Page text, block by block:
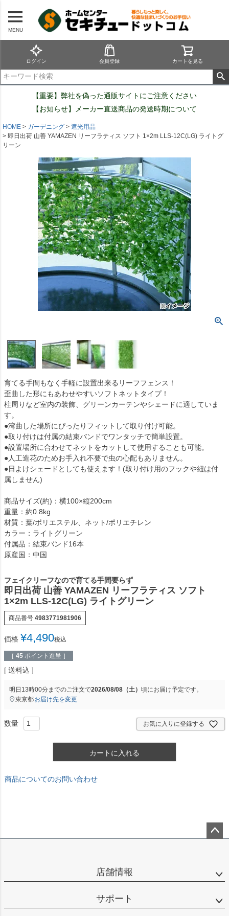
MENU
ログイン 会員登録 カートを見る
【重要】弊社を偽った通販サイトにご注意ください
【お知らせ】メーカー直送商品の発送時期について
HOME ガーデニング
遮光用品
即日出荷 山善 YAMAZEN リーフラティス ソフト 1×2m LLS-12C(LG) ライトグ
リーン
育てる手間もなく手軽に設置出来るリーフフェンス！
歪曲した形にもあわせやすいソフトネットタイプ！
柱周りなど室内の装飾、グリーンカーテンやシェードに適していま
す。
●湾曲した場所にぴったりフィットして取り付け可能。
●取り付けは付属の結束バンドでワンタッチで簡単設置。
●設置場所に合わせてネットをカットして使用することも可能。
●人工造花のためお手入れ不要で虫の心配もありません。
●日よけシェードとしても使えます！(取り付け用のフックや紐は付
属しません)
商品サイズ(約)：横100×縦200cm
重量：約0.8kg
材質：葉/ポリエステル、ネット/ポリエチレン
カラー：ライトグリーン
付属品：結束バンド16本
原産国：中国
フェイクリーフなので育てる手間要らず
即日出荷 山善 YAMAZEN リーフラティス ソフト
1×2m LLS-12C(LG) ライトグリーン
商品番号 4983771981906
価格 ¥4,490税込
［ 45 ポイント進呈 ］
送料込
明日 13時00分までのご注文で2026/08/08（土） 頃にお届け予定です。
東京都お届け先を変更
お気に入りに登録する
カートに入れる
商品についてのお問い合わせ
店舗情報
サポート